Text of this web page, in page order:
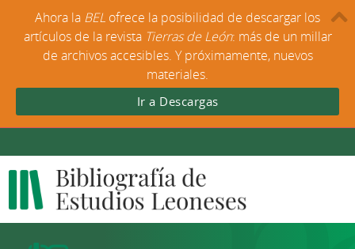
Ahora la BEL ofrece la posibilidad de descargar los
artículos de la revista Tierras de León: más de un millar
de archivos accesibles. Y próximamente, nuevos
materiales.
Ir a Descargas